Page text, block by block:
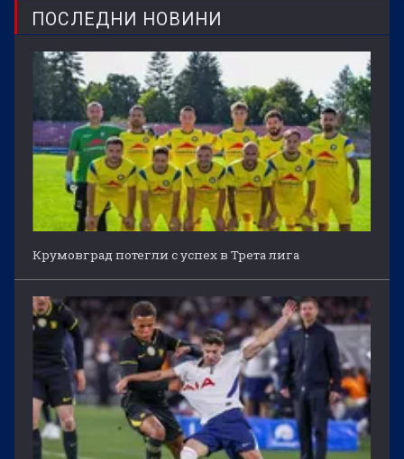
ПОСЛЕДНИ НОВИНИ
Крумовград потегли с успех в Трета лига